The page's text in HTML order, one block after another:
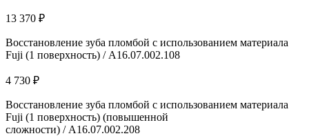
13 370 ₽
Восстановление зуба пломбой с использованием материала
Fuji (1 поверхность) / А16.07.002.108
4 730 ₽
Восстановление зуба пломбой с использованием материала
Fuji (1 поверхность) (повышенной
сложности) / А16.07.002.208